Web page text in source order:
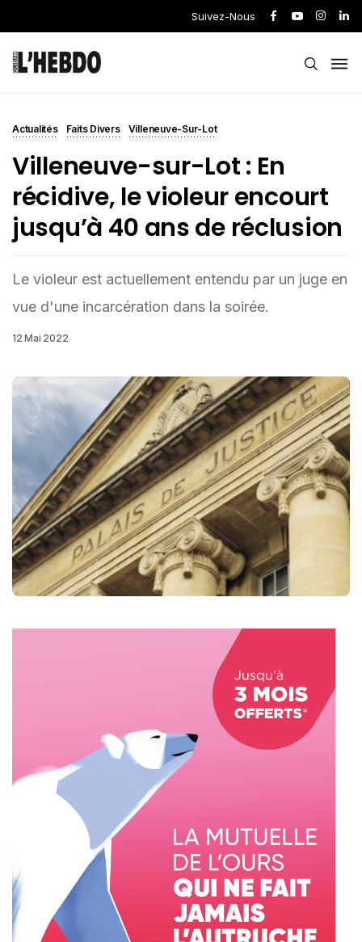
Suivez-Nous
Actualités Faits Divers Villeneuve-Sur-Lot
Villeneuve-sur-Lot : En
récidive, le violeur encourt
jusqu’à 40 ans de réclusion
Le violeur est actuellement entendu par un juge en
vue d'une incarcération dans la soirée.
12 Mai 2022